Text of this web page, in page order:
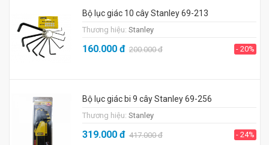
Bộ lục giác 10 cây Stanley 69-213
Thương hiệu: Stanley
160.000đ 200.000đ - 20%
Bộ lục giác bi 9 cây Stanley 69-256
Thương hiệu: Stanley
319.000đ 417.000đ - 24%